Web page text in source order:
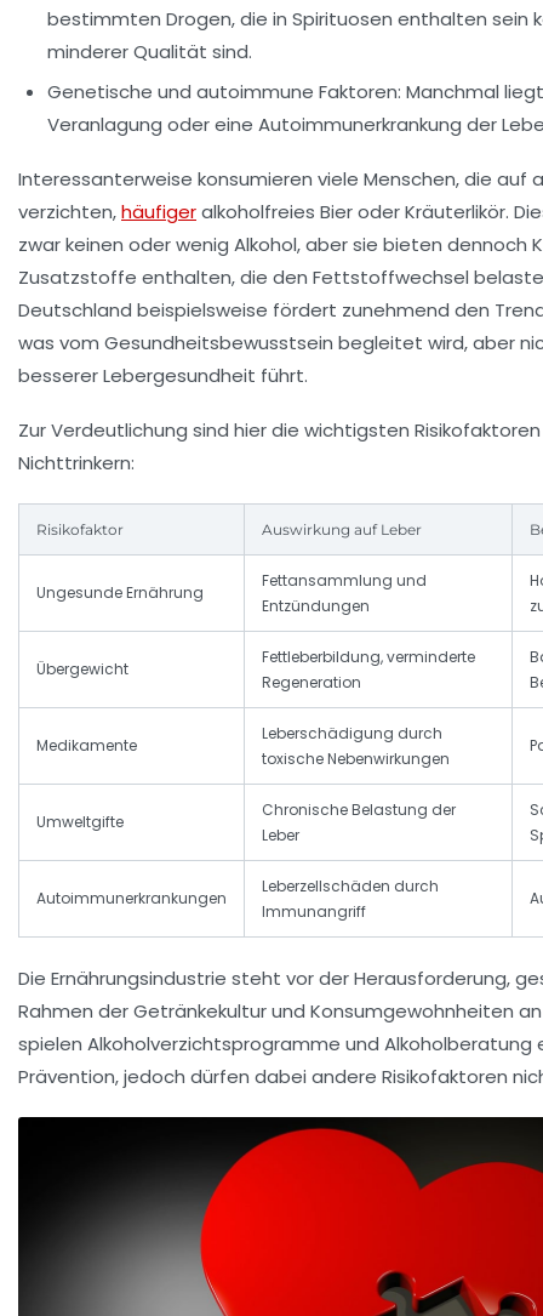
bestimmten Drogen, die in Spirituosen enthalten sein
minderer Qualität sind.
Genetische und autoimmune Faktoren: Manchmal
Veranlagung oder eine Autoimmunerkrankung der
Interessanterweise konsumieren viele Menschen, die auf
verzichten,häufigeralkoholfreies Bier oder Kräuterlikör.
zwar keinen oder wenig Alkohol, aber sie bieten dennoch
Zusatzstoffe enthalten, die den Fettstoffwechsel
Deutschland beispielsweise fördert zunehmend den
was vom Gesundheitsbewusstsein begleitet wird, aber
besserer Lebergesundheit führt.
Zur Verdeutlichung sind hier die wichtigsten
Nichttrinkern:
Risikofaktor Auswirkung auf Leber
Ungesunde Ernährung
Fettansammlung und
Entzündungen
Übergewicht
Fettleberbildung, verminderte
Regeneration
Medikamente
Leberschädigung durch
toxische Nebenwirkungen
Umweltgifte
Chronische Belastung der
Leber
Autoimmunerkrankungen
Leberzellschäden durch
Immunangriff
Die Ernährungsindustrie steht vor der Herausforderung,
Rahmen der Getränkekultur und Konsumgewohnheiten
spielen Alkoholverzichtsprogramme und Alkoholberatung
Prävention, jedoch dürfen dabei andere Risikofaktoren